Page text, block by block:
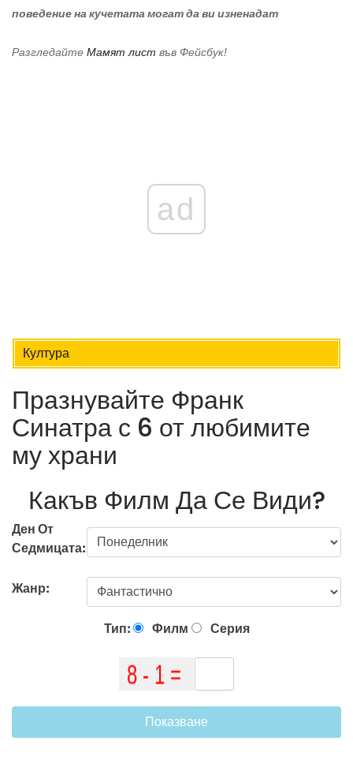
поведение на кучетата могат да ви изненадат
Разгледайте Мамят лист във Фейсбук!
ad
Култура
Празнувайте Франк
Синатра с 6 от любимите
му храни
Какъв Филм Да Се Види?
Ден От
Седмицата:
Жанр:
Тип: Филм Серия
Показване